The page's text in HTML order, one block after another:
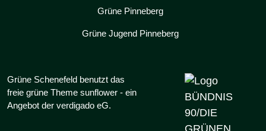
Grüne Pinneberg
Grüne Jugend Pinneberg
Grüne Schenefeld benutzt das
freie grüne Theme sunflower ‐ ein
Angebot der verdigado eG.